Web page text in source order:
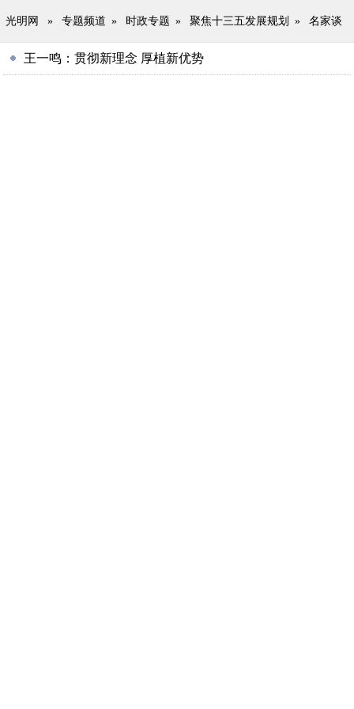
光明网 » 专题频道 » 时政专题 » 聚焦十三五发展规划 » 名家谈
王一鸣：贯彻新理念 厚植新优势